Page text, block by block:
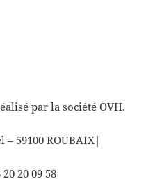
par la société OVH.
– 59100 ROUBAIX|
20 09 58